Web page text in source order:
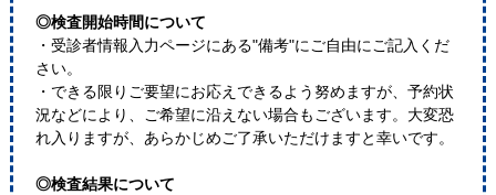
◎検査開始時間について
・受診者情報入力ページにある"備考"にご自由にご記入くだ
さい。
・できる限りご要望にお応えできるよう努めますが、予約状
況などにより、ご希望に沿えない場合もございます。大変恐
れ入りますが、あらかじめご了承いただけますと幸いです。
◎検査結果について